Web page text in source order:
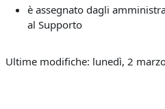
è assegnato dagli
al Supporto
Ultime modifiche: lunedì, 2